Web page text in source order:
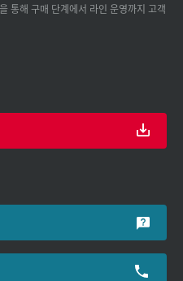
통해 구매 단계에서 라인 운영까지 고객